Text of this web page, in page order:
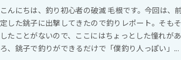
こんにちは、釣り初心者の破滅 毛根です。今回は、
定した銚子に出撃してきたので釣りレポート。そも
したことがないので、ここにはちょっとした憧れが
ろ、銚子で釣りができるだけで「僕釣り人っぽい」...